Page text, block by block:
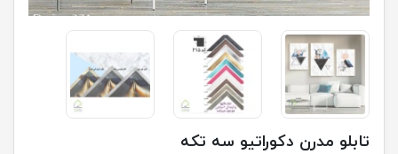
تابلو مدرن دکوراتیو سه تکه